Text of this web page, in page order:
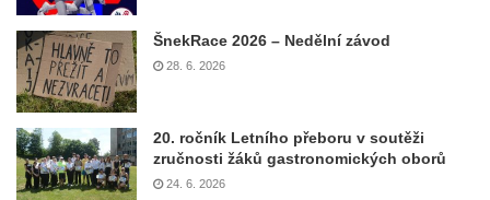
ŠnekRace 2026 – Nedělní závod
28. 6. 2026
20. ročník Letního přeboru v soutěži
zručnosti žáků gastronomických oborů
24. 6. 2026